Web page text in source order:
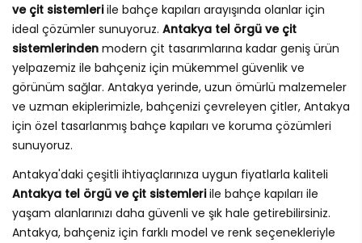
ve çit sistemleriile bahçe kapıları arayışında olanlar için
ideal çözümler sunuyoruz. Antakya tel örgü ve çit
sistemlerinden modern çit tasarımlarına kadar geniş ürün
yelpazemiz ile bahçeniz için mükemmel güvenlik ve
görünüm sağlar. Antakya yerinde, uzun ömürlü malzemeler
ve uzman ekiplerimizle, bahçenizi çevreleyen çitler, Antakya
için özel tasarlanmış bahçe kapıları ve koruma çözümleri
sunuyoruz.
Antakya'daki çeşitli ihtiyaçlarınıza uygun fiyatlarla kaliteli
Antakya tel örgü ve çit sistemleriile bahçe kapıları ile
yaşam alanlarınızı daha güvenli ve şık hale getirebilirsiniz.
Antakya, bahçeniz için farklı model ve renk seçenekleriyle